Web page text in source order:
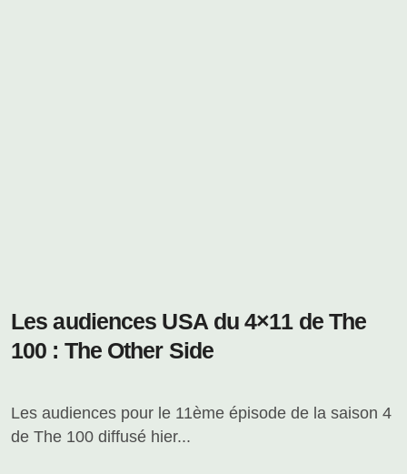
Les audiences USA du 4×11 de The
100 : The Other Side
Les audiences pour le 11ème épisode de la saison 4
de The 100 diffusé hier...